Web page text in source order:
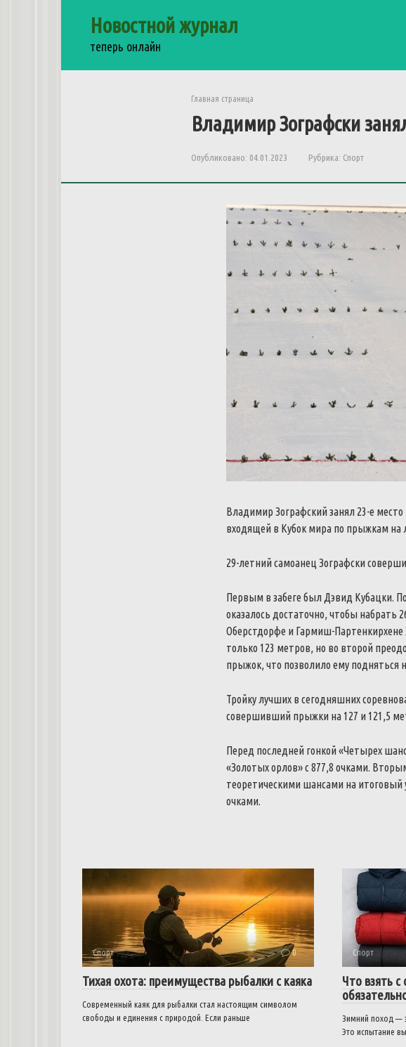
Новостной журнал
теперь онлайн
Главная страница
Владимир Зографски
Опубликовано: 04.01.2023 Рубрика: Спорт
Владимир Зографский занял 23-е
входящей в Кубок мира по прыжкам на
29-летний самоанец Зографски
Первым в забеге был Дэвид Кубацки.
оказалось достаточно, чтобы набрать
Оберстдорфе и Гармиш-Партенкирхене
только 123 метров, но во второй
прыжок, что позволило ему подняться
Тройку лучших в сегодняшних
совершивший прыжки на 127 и 121,5
Перед последней гонкой «Четырех
«Золотых орлов» с 877,8 очками.
теоретическими шансами на итоговый
очками.
Спорт 0
Тихая охота: преимущества рыбалки с каяка
Современный каяк для рыбалки стал настоящим символом
свободы и единения с природой. Если раньше
Спорт
Что взять с
Зимний поход —
Это испытание